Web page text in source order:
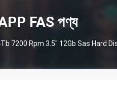
FAS পণ্য
7200 Rpm 3.5" 12Gb Sas Hard